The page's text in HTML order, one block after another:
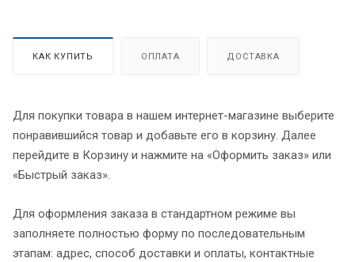
КАК КУПИТЬ ОПЛАТА ДОСТАВКА
Для покупки товара в нашем интернет-магазине выберите
понравившийся товар и добавьте его в корзину. Далее
перейдите в Корзину и нажмите на «Оформить заказ» или
«Быстрый заказ».
Для оформления заказа в стандартном режиме вы
заполняете полностью форму по последовательным
этапам: адрес, способ доставки и оплаты, контактные